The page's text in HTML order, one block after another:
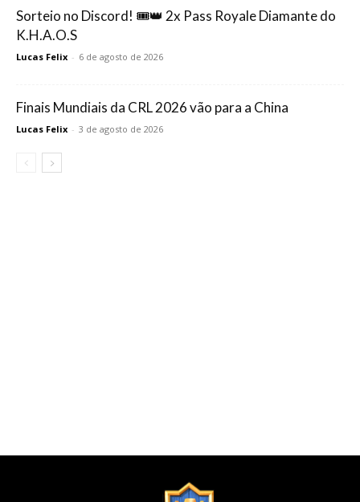
Sorteio no Discord! 🎟️👑 2x Pass Royale Diamante do
K.H.A.O.S
Lucas Felix - 6 de agosto de 2026
Finais Mundiais da CRL 2026 vão para a China
Lucas Felix - 3 de agosto de 2026